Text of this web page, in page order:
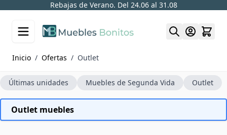
Rebajas de Verano. Del 24.06 al 31.08
Inicio / Ofertas / Outlet
Últimas unidades Muebles de Segunda Vida Outlet
Outlet muebles